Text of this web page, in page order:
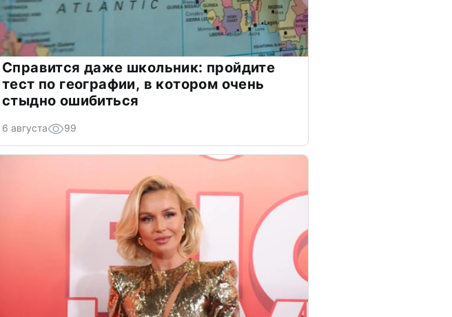
Справится даже школьник: пройдите
тест по географии, в котором очень
стыдно ошибиться
6 августа 99